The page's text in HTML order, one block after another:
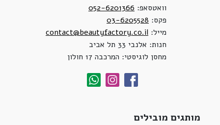
וואטסאפ: 052-6201366
פקס: 03-6205528
מייל: contact@beautyfactory.co.il
חנות: אלנבי 33 תל אביב
מחסן לוגיסטי: המרכבה 17 חולון
מותגים מובילים